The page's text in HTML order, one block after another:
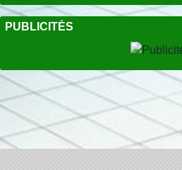
PUBLICITÉS